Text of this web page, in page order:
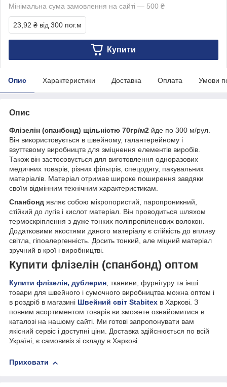
Мінімальна сума замовлення на сайті — 500 ₴
23,92 ₴ від 300 пог.м
Купити
Опис Характеристики Доставка Оплата Умови
Опис
Флізелін (спанбонд) щільністю 70гр/м2 йде по 300 м/рул.
Він використовується в швейному, галантерейному і
взуттєвому виробництв для зміцнення елементів виробів.
Також він застосовується для виготовлення одноразових
медичних товарів, різних фільтрів, спецодягу, пакувальних
матеріалів. Матеріал отримав широке поширення завдяки
своїм відмінним технічним характеристикам.
Спанбонд являє собою мікропористий, паропроникний,
стійкий до лугів і кислот матеріал. Він проводиться шляхом
термоскріплення з дуже тонких поліпропіленових волокон.
Додатковими якостями даного матеріалу є стійкість до впливу
світла, гіпоалергенність. Досить тонкий, але міцний матеріал
зручний в крої і виробництві.
Купити флізелін (спанбонд) оптом
Купити флізелін, дублерин, тканини, фурнітуру та інші
товари для швейного і сумочного виробництва можна оптом і
в роздріб в магазині Швейний світ Stabitex в Харкові. З
повним асортиментом товарів ви зможете ознайомитися в
каталозі на нашому сайті. Ми готові запропонувати вам
якісний сервіс і доступні ціни. Доставка здійснюється по всій
Україні, є самовивіз зі складу в Харкові.
Приховати